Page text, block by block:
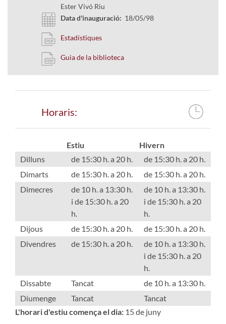
Ester Vivó Riu
Data d'inauguració: 18/05/98
Estadístiques
Guia de la biblioteca
Horaris:
Estiu
Hivern
Dilluns
de 15:30 h. a 20 h.
de 15:30 h. a 20 h.
Dimarts
de 15:30 h. a 20 h.
de 15:30 h. a 20 h.
Dimecres
de 10 h. a 13:30 h.
i de 15:30 h. a 20
h.
de 10 h. a 13:30 h.
i de 15:30 h. a 20
h.
Dijous
de 15:30 h. a 20 h.
de 15:30 h. a 20 h.
Divendres
de 15:30 h. a 20 h.
de 10 h. a 13:30 h.
i de 15:30 h. a 20
h.
Dissabte
Tancat
de 10 h. a 13:30 h.
Diumenge
Tancat
Tancat
L'horari d'estiu comença el dia: 15 de juny